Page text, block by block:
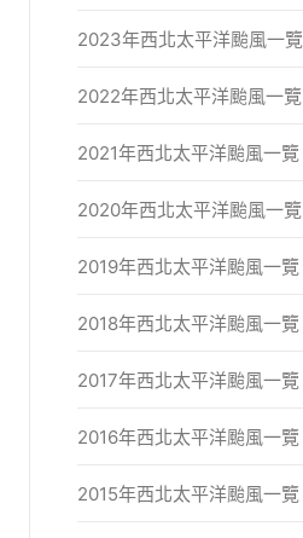
2023年西北太平洋颱風一覽
2022年西北太平洋颱風一覽
2021年西北太平洋颱風一覽
2020年西北太平洋颱風一覽
2019年西北太平洋颱風一覽
2018年西北太平洋颱風一覽
2017年西北太平洋颱風一覽
2016年西北太平洋颱風一覽
2015年西北太平洋颱風一覽